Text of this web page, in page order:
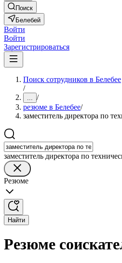
Поиск
Белебей
Войти
Войти
Зарегистрироваться
Поиск сотрудников в Белебее
/
... /
резюме в Белебее/
заместитель директора по
заместитель директора по
Резюме
Найти
Резюме